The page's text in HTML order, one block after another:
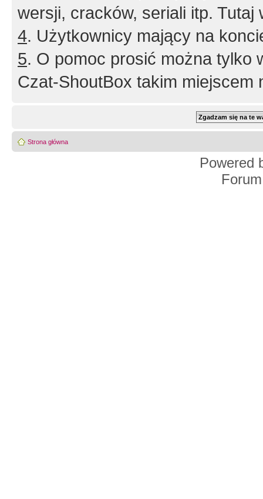
wersji, cracków, seriali itp. Tutaj
4. Użytkownicy mający na
5. O pomoc prosić można tylko
Czat-ShoutBox takim miejscem
Strona główna
Powered